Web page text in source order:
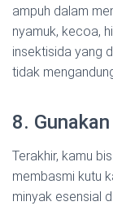
ampuh dalam
nyamuk, kecoa,
insektisida yang
tidak
8.
Terakhir, kamu
membasmi kutu
minyak esensial